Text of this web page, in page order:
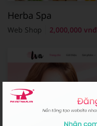
Herba Spa
Web Shop 2,000,000 vnđ